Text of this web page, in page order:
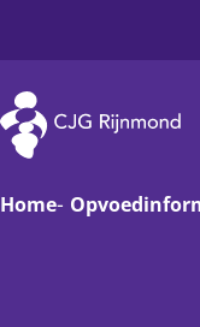
CJG Rijnmond
Home